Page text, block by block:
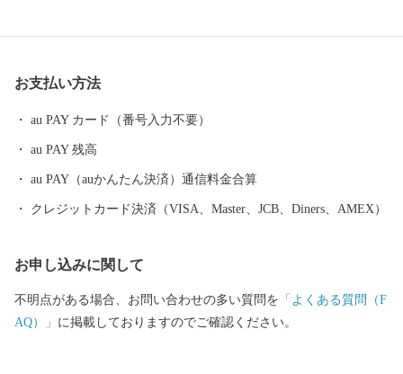
レーボールVリーグ・久光スプリングスの活躍がまちを盛り上げて
お支払い方法
au PAY カード（番号入力不要）
au PAY 残高
au PAY（auかんたん決済）通信料金合算
クレジットカード決済（VISA、Master、JCB、Diners、AMEX）
お申し込みに関して
不明点がある場合、お問い合わせの多い質問を 「よくある質問（F
AQ）」 に掲載しておりますのでご確認ください。